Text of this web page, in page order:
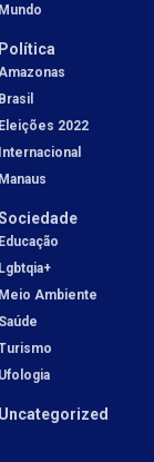
Mundo
Política
Amazonas
Brasil
Eleições 2022
Internacional
Manaus
Educação
Lgbtqia+
Meio Ambiente
Saúde
Ufologia
Uncategorized